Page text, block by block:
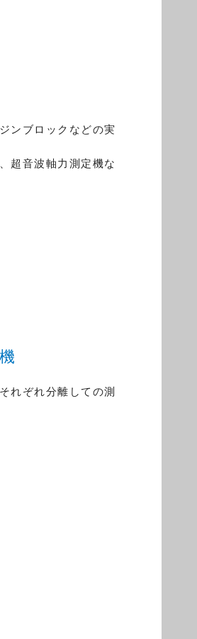
ンブロックなどの実
超音波軸力測定機な
れぞれ分離しての測